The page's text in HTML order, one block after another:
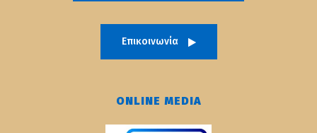
Επικοινωνία
ONLINE MEDIA